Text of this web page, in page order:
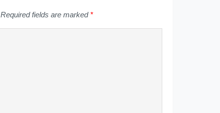
Required fields are marked *